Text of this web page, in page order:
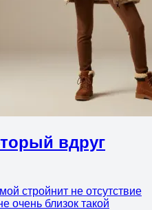
вдруг
стройнит не отсутствие
очень близок такой